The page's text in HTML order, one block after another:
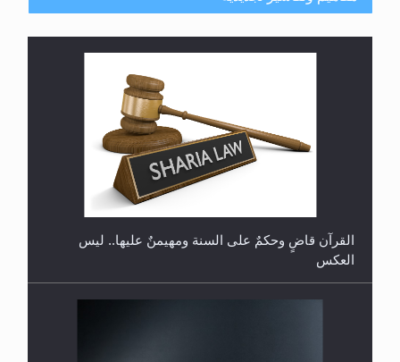
هل تعتبر الأشفار الاصطناعية (الرموش الاصطناعية)
والأظافر البلاستيكية وطلاء الأظافر حاجبا للوضوء وهل
القرآن قاضٍ وحكمٌ على السنة ومهيمنٌ عليها.. ليس
العكس